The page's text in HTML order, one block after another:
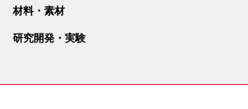
材料・素材
研究開発・実験